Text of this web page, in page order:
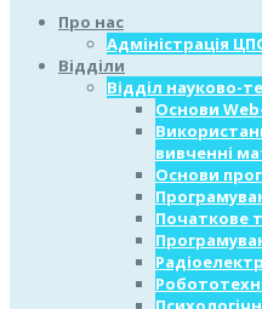
Про нас
Адміністрація
Відділи
Відділ науково-
Основи
вивченні
Основи
Початкове